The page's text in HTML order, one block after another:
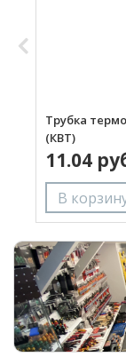
Трубка
(КВТ)
11.04